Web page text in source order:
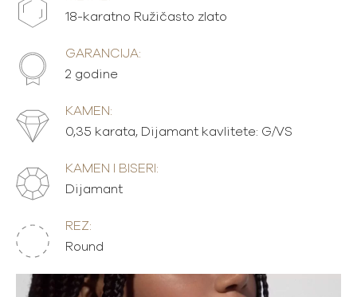
18-karatno Ružičasto zlato
GARANCIJA:
2 godine
KAMEN:
0,35 karata, Dijamant kavlitete: G/VS
KAMEN I BISERI:
Dijamant
REZ:
Round